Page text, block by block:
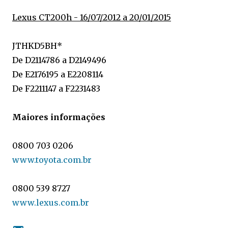
Lexus CT200h - 16/07/2012 a 20/01/2015
JTHKD5BH*
De D2114786 a D2149496
De E2176195 a E2208114
De F2211147 a F2231483
Maiores informações
0800 703 0206
www.toyota.com.br
0800 539 8727
www.lexus.com.br